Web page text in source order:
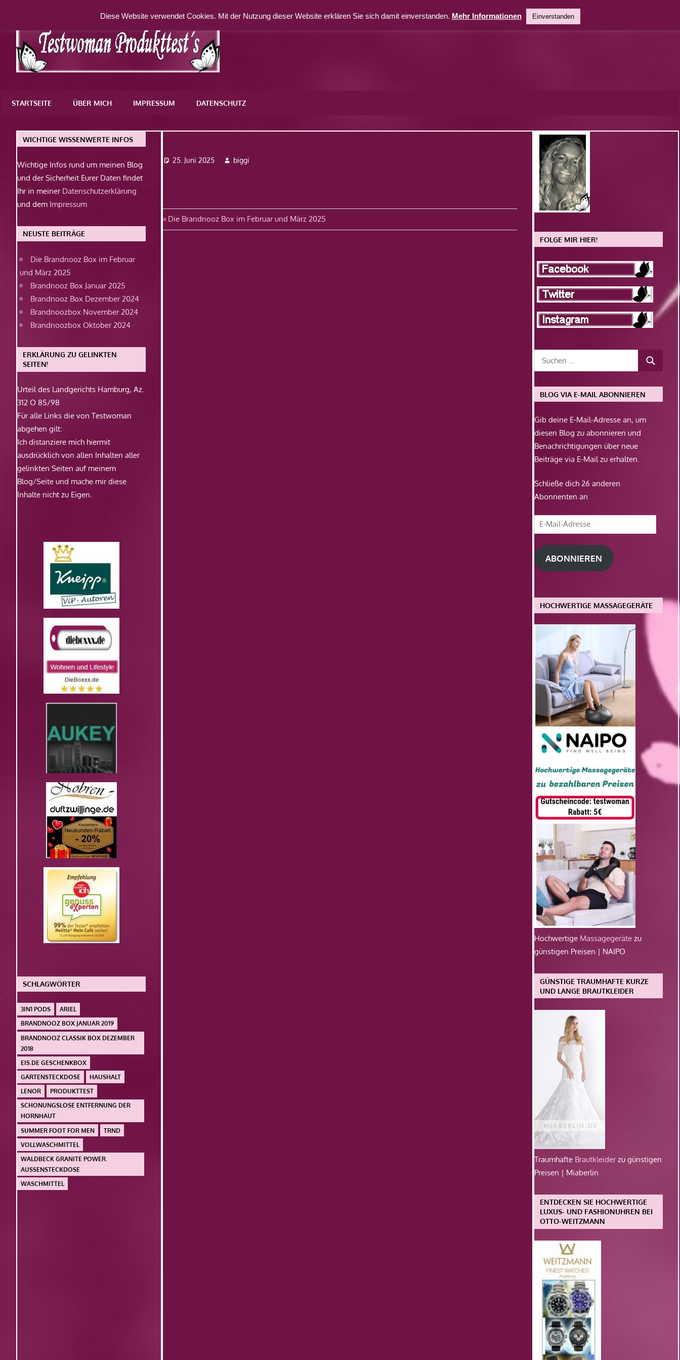
springen
WordPress-
STARTSEITE ÜBER MICH IMPRESSUM DATENSCHUTZ
25. Juni 2025 biggi
Beitragsnavigation
Vorheriger
Beitrag:
Die Brandnooz Box im Februar und März 2025
WICHTIGE WISSENWERTE INFOS
Wichtige Infos rund um meinen Blog
und der Sicherheit Eurer Daten findet
Ihr in meiner Datenschutzerklärung
und dem Impressum
NEUSTE BEITRÄGE
Die Brandnooz Box im Februar
und März 2025
Brandnooz Box Januar 2025
Brandnooz Box Dezember 2024
Brandnoozbox November 2024
Brandnoozbox Oktober 2024
ERKLÄRUNG ZU GELINKTEN
SEITEN!
Urteil des Landgerichts Hamburg, Az.
312 O 85/98
Für alle Links die von Testwoman
abgehen gilt:
Ich distanziere mich hiermit
ausdrücklich von allen Inhalten aller
gelinkten Seiten auf meinem
Blog/Seite und mache mir diese
Inhalte nicht zu Eigen.
SCHLAGWÖRTER
3IN1 PODS
ARIEL
BRANDNOOZ BOX JANUAR 2019
BRANDNOOZ CLASSIK BOX DEZEMBER
2018
EIS.DE GESCHENKBOX
GARTENSTECKDOSE
HAUSHALT
LENOR
PRODUKTTEST
SCHONUNGSLOSE ENTFERNUNG DER
HORNHAUT
SUMMER FOOT FOR MEN
TRND
VOLLWASCHMITTEL
WALDBECK GRANITE POWER.
AUSSENSTECKDOSE
WASCHMITTEL
FOLGE MIR HIER!
BLOG VIA E-MAIL ABONNIEREN
Gib deine E-Mail-Adresse an, um
diesen Blog zu abonnieren und
Benachrichtigungen über neue
Beiträge via E-Mail zu erhalten.
Schließe dich 26 anderen
Abonnenten an
E-
Mail-
Adresse
ABONNIEREN
HOCHWERTIGE MASSAGEGERÄTE
Hochwertige Massagegeräte zu
günstigen Preisen | NAIPO
GÜNSTIGE TRAUMHAFTE KURZE
UND LANGE BRAUTKLEIDER
Traumhafte Brautkleiderzu günstigen
Preisen | Miaberlin
ENTDECKEN SIE HOCHWERTIGE
LUXUS- UND FASHIONUHREN BEI
OTTO-WEITZMANN
Diese Website verwendet Cookies. Mit der Nutzung dieser Website erklären Sie sich damit einverstanden. Mehr Informationen Einverstanden